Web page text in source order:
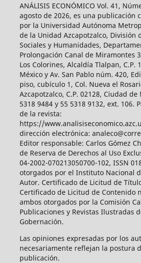
ANÁLISIS ECONÓMICO Vol. 41,
agosto de 2026, es una publicación
por la Universidad Autónoma
de la Unidad Azcapotzalco, División
Sociales y Humanidades,
Prolongación Canal de Miramontes
Los Colorines, Alcaldía Tlalpan, C.P.
México y Av. San Pablo núm. 420,
piso, cubículo 1, Col. Nueva el
Azcapotzalco, C.P. 02128, Ciudad de
5318 9484 y 55 5318 9132, ext. 106.
de la revista:
https://
dirección electrónica:
Editor responsable: Carlos Gómez
de Reserva de Derechos al Uso
04-2002-070213050700-102, ISSN
otorgados por el Instituto Nacional
Autor. Certificado de Licitud de
Certificado de Licitud de Contenido
ambos otorgados por la Comisión
Publicaciones y Revistas Ilustradas
Gobernación.
Las opiniones expresadas por los
necesariamente reflejan la postura
publicación.